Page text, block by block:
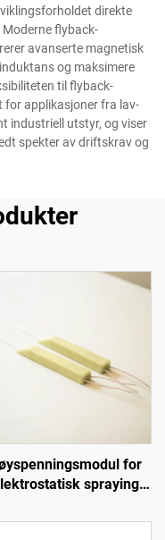
direkte
flyback-
avanserte magnetisk
og maksimere
til flyback-
applikasjoner fra lav-
industriell utstyr, og viser
spekter av driftskrav og
for
spraying